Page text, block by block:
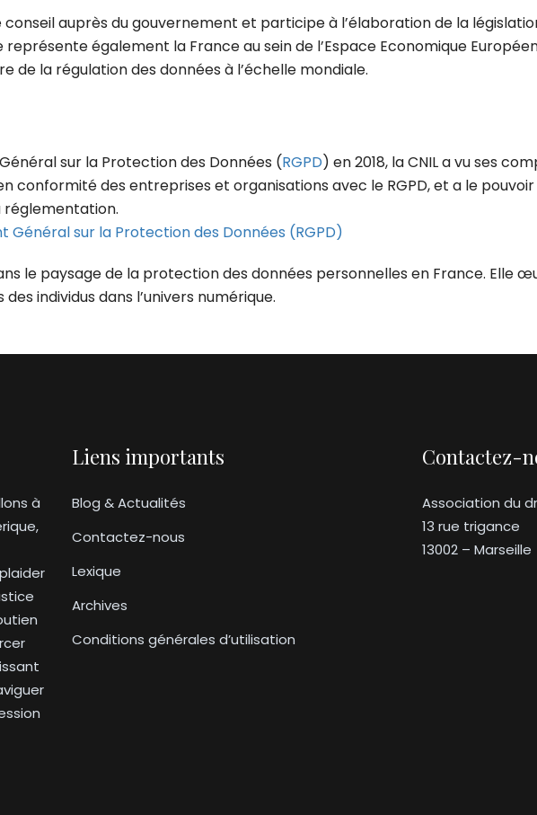
conseil auprès du gouvernement et participe à l’élaboration de la
également la France au sein de l’Espace Economique
de la régulation des données à l’échelle mondiale.
sur la Protection des Données (RGPD) en 2018, la CNIL a vu ses
conformité des entreprises et organisations avec le RGPD, et a le
réglementation.
Général sur la Protection des Données (RGPD)
le paysage de la protection des données personnelles en France. Elle
individus dans l’univers numérique.
à
Liens importants
Blog & Actualités
Contactez-nous
Lexique
Archives
Conditions générales d’utilisation
Contactez-
Association du
13 rue trigance
13002 – Marseille